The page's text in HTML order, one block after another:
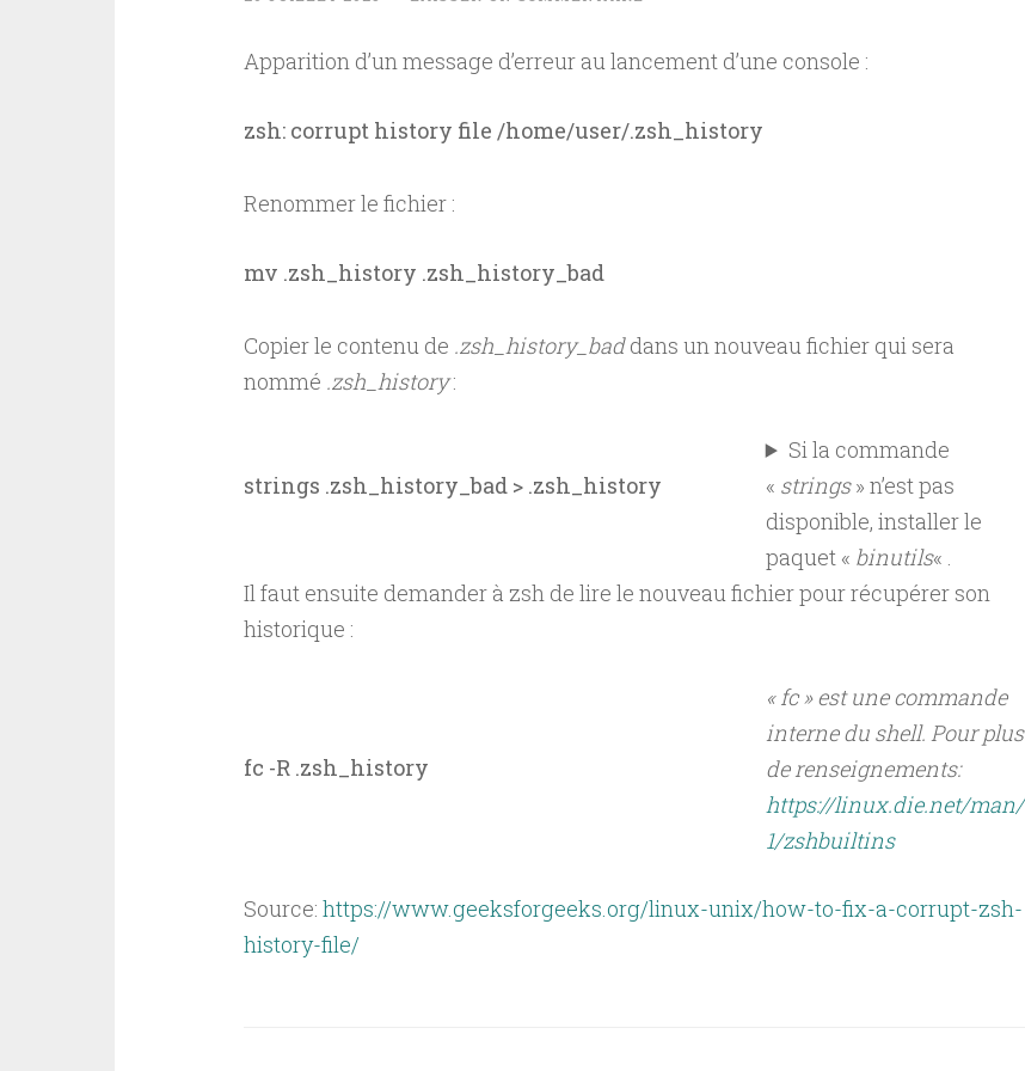
Apparition d’un message d’erreur au lancement d’une console :
zsh: corrupt history file /home/user/.zsh_history
Renommer le fichier :
mv .zsh_history .zsh_history_bad
Copier le contenu de .zsh_history_baddans un nouveau fichier qui sera
nommé .zsh_history:
strings .zsh_history_bad > .zsh_history
Si la commande
« strings» n’est pas
disponible, installer le
paquet « binutils« .
Il faut ensuite demander à zsh de lire le nouveau fichier pour récupérer son
historique :
fc -R .zsh_history
« fc » est une commande
interne du shell. Pour plus
de renseignements:
https://linux.die.net/man/
1/zshbuiltins
Source: https://www.geeksforgeeks.org/linux-unix/how-to-fix-a-corrupt-zsh-
history-file/